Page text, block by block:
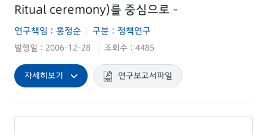
Ritual ceremony)를 중심으로 -
연구책임 : 홍정순 구분 : 정책연구
발행일 : 2006-12-28 조회수 : 4485
자세히보기 연구보고서파일